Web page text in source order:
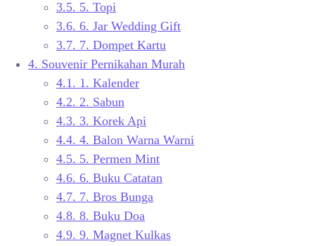
3.5. 5. Topi
3.6. 6. Jar Wedding Gift
3.7. 7. Dompet Kartu
4. Souvenir Pernikahan Murah
4.1. 1. Kalender
4.2. 2. Sabun
4.3. 3. Korek Api
4.4. 4. Balon Warna Warni
4.5. 5. Permen Mint
4.6. 6. Buku Catatan
4.7. 7. Bros Bunga
4.8. 8. Buku Doa
4.9. 9. Magnet Kulkas